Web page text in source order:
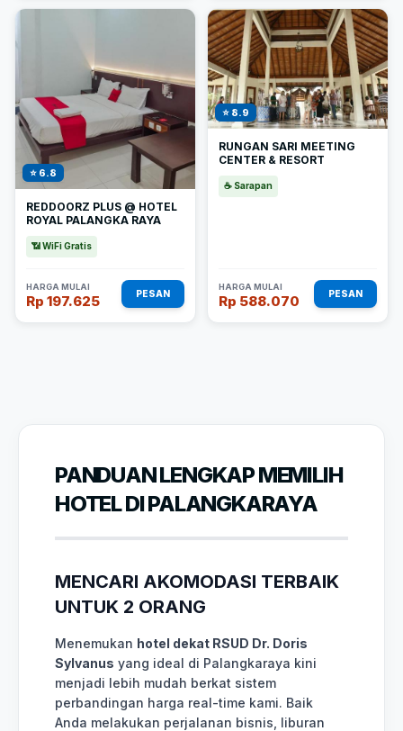
⭐ 6.8
REDDOORZ PLUS @ HOTEL
ROYAL PALANGKA RAYA
📶 WiFi Gratis
HARGA MULAI
Rp 197.625 PESAN
⭐ 8.9
RUNGAN SARI MEETING
CENTER & RESORT
☕ Sarapan
HARGA MULAI
Rp 588.070 PESAN
PANDUAN LENGKAP MEMILIH
HOTEL DI PALANGKARAYA
MENCARI AKOMODASI TERBAIK
UNTUK 2 ORANG
Menemukan hotel dekat RSUD Dr. Doris
Sylvanus yang ideal di Palangkaraya kini
menjadi lebih mudah berkat sistem
perbandingan harga real-time kami. Baik
Anda melakukan perjalanan bisnis, liburan